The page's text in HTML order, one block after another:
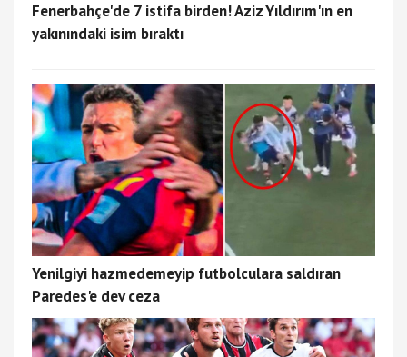
Fenerbahçe'de 7 istifa birden! Aziz Yıldırım'ın en
yakınındaki isim bıraktı
Yenilgiyi hazmedemeyip futbolculara saldıran
Paredes'e dev ceza